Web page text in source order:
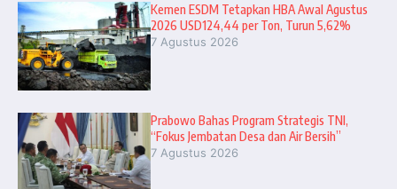
Kemen ESDM Tetapkan HBA Awal Agustus
2026 USD124,44 per Ton, Turun 5,62%
7 Agustus 2026
Prabowo Bahas Program Strategis TNI,
“Fokus Jembatan Desa dan Air Bersih”
7 Agustus 2026